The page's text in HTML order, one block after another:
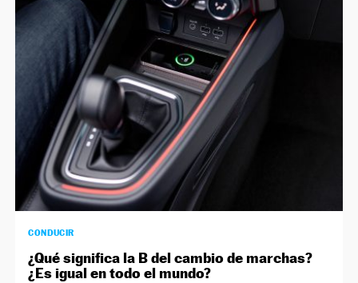
CONDUCIR
¿Qué significa la B del cambio de marchas?
¿Es igual en todo el mundo?